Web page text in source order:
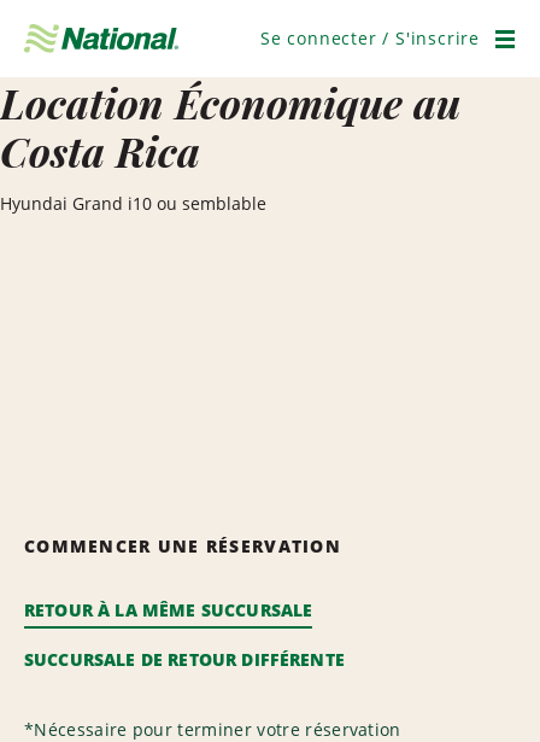
navigation
Se connecter / S'inscrire
Location Économique au
Costa Rica
Hyundai Grand i10 ou semblable
COMMENCER UNE RÉSERVATION
RETOUR À LA MÊME SUCCURSALE
SUCCURSALE DE RETOUR DIFFÉRENTE
*Nécessaire pour terminer votre réservation